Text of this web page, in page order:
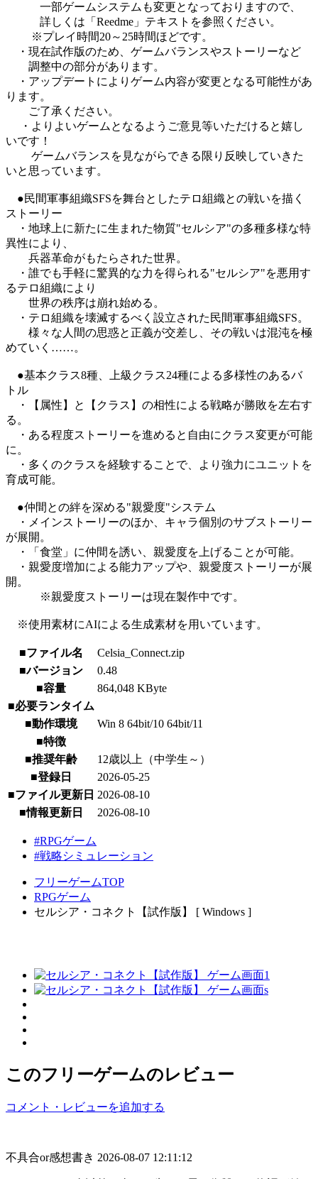
一部ゲームシステムも変更となっておりますので、
詳しくは「Reedme」テキストを参照ください。
※プレイ時間20～25時間ほどです。
・現在試作版のため、ゲームバランスやストーリーなど
調整中の部分があります。
・アップデートによりゲーム内容が変更となる可能性があ
ります。
ご了承ください。
・よりよいゲームとなるようご意見等いただけると嬉し
いです！
ゲームバランスを見ながらできる限り反映していきた
いと思っています。
●民間軍事組織SFSを舞台としたテロ組織との戦いを描く
ストーリー
・地球上に新たに生まれた物質"セルシア"の多種多様な特
異性により、
兵器革命がもたらされた世界。
・誰でも手軽に驚異的な力を得られる"セルシア"を悪用す
るテロ組織により
世界の秩序は崩れ始める。
・テロ組織を壊滅するべく設立された民間軍事組織SFS。
様々な人間の思惑と正義が交差し、その戦いは混沌を極
めていく……。
●基本クラス8種、上級クラス24種による多様性のあるバ
トル
・【属性】と【クラス】の相性による戦略が勝敗を左右す
る。
・ある程度ストーリーを進めると自由にクラス変更が可能
に。
・多くのクラスを経験することで、より強力にユニットを
育成可能。
●仲間との絆を深める"親愛度"システム
・メインストーリーのほか、キャラ個別のサブストーリー
が展開。
・「食堂」に仲間を誘い、親愛度を上げることが可能。
・親愛度増加による能力アップや、親愛度ストーリーが展
開。
※親愛度ストーリーは現在製作中です。
※使用素材にAIによる生成素材を用いています。
■ファイル名
Celsia_Connect.zip
■バージョン
0.48
■容量
864,048 KByte
■必要ランタイム
■動作環境
Win 8 64bit/10 64bit/11
■特徴
■推奨年齢
12歳以上（中学生～）
■登録日
2026-05-25
■ファイル更新日 2026-08-10
■情報更新日
2026-08-10
#RPGゲーム
#戦略シミュレーション
フリーゲームTOP
RPGゲーム
セルシア・コネクト【試作版】 [ Windows ]
このフリーゲームのレビュー
コメント・レビューを追加する
不具合or感想書き 2026-08-07 12:11:12